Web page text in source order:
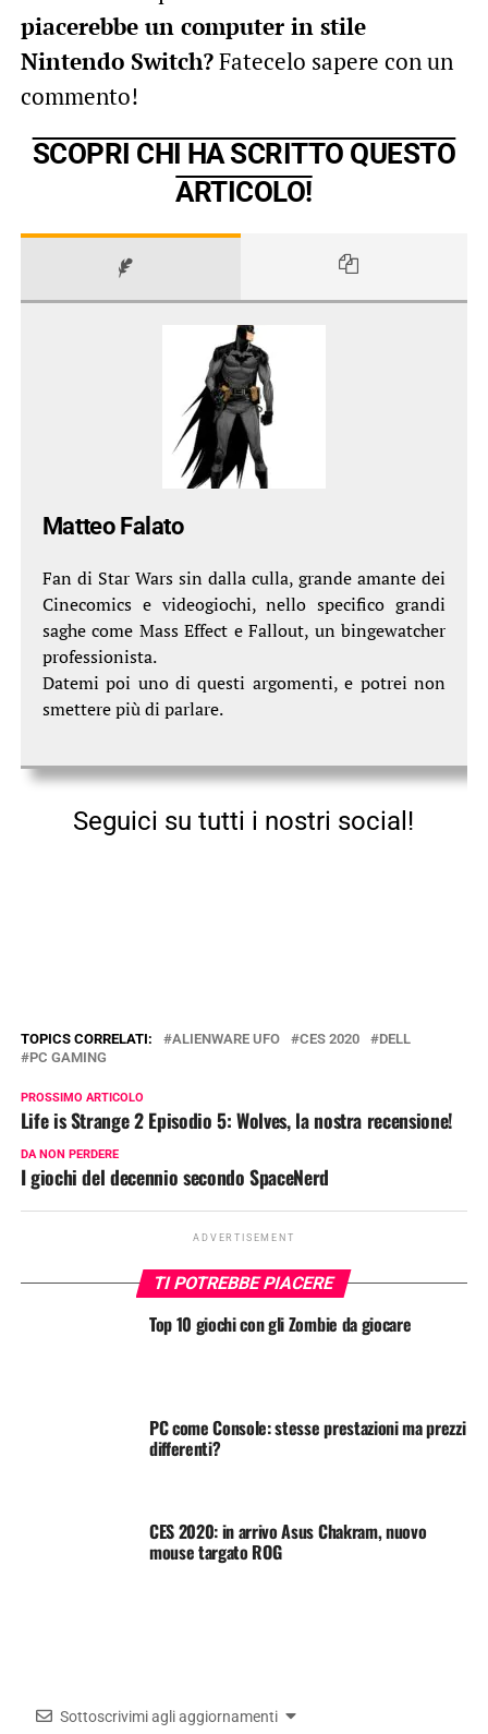
piacerebbe un computer in stile
Nintendo Switch?Fatecelo sapere con un
commento!
SCOPRI CHI HA SCRITTO QUESTO
ARTICOLO!
Matteo Falato
Fan di Star Wars sin dalla culla, grande amante dei
Cinecomics e videogiochi, nello specifico grandi
saghe come Mass Effect e Fallout, un bingewatcher
professionista.
Datemi poi uno di questi argomenti, e potrei non
smettere più di parlare.
Seguici su tutti i nostri social!
TOPICS CORRELATI: ALIENWARE UFO CES 2020
DELL
PC GAMING
PROSSIMO ARTICOLO
Life is Strange 2 Episodio 5: Wolves, la nostra recensione!
DA NON PERDERE
I giochi del decennio secondo SpaceNerd
ADVERTISEMENT
TI POTREBBE PIACERE
Top 10 giochi con gli Zombie da giocare
PC come Console: stesse prestazioni ma prezzi
differenti?
CES 2020: in arrivo Asus Chakram, nuovo
mouse targato ROG
Sottoscrivimi agli aggiornamenti